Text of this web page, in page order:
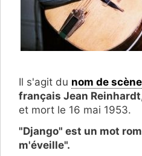
Il s'agit du nom de scène
français Jean Reinhardt
et mort le 16 mai 1953.
"Django" est un mot
m'éveille".